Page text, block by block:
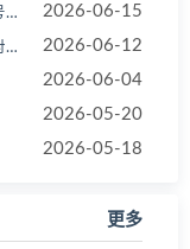
懂酒懂球的人坐一起｜当绿茵热血遇上红色壹号醇厚酱香 2026-06-15
千万生意在一杯酒里？高端饭局选对酒，比说对话更重要 2026-06-12
2026-06-04
2026-05-20
2026-05-18
更多